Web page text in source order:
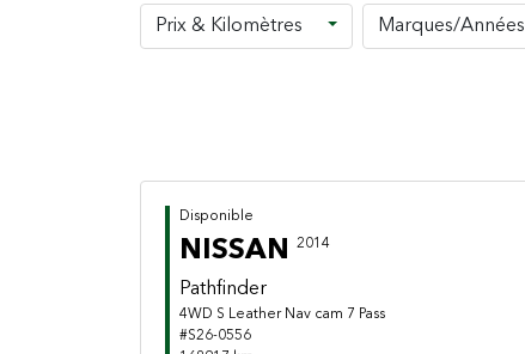
Prix & Kilomètres Marques/Années
Disponible
NISSAN 2014
Pathfinder
4WD S Leather Nav cam 7 Pass
#S26-0556